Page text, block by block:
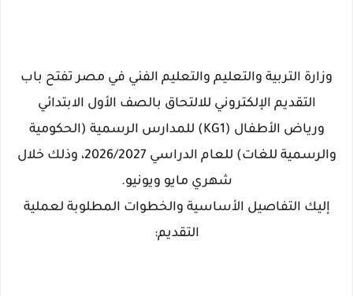
وزارة التربية والتعليم والتعليم الفني في مصر تفتح باب
التقديم الإلكتروني للالتحاق بالصف الأول الابتدائي
ورياض الأطفال (KG1) للمدارس الرسمية (الحكومية
والرسمية للغات) للعام الدراسي 2026/2027، وذلك خلال
شهري مايو ويونيو.
إليك التفاصيل الأساسية والخطوات المطلوبة لعملية
التقديم: